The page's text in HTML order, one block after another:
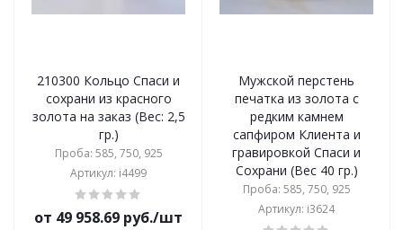
210300 Кольцо Спаси и
сохрани из красного
золота на заказ (Вес: 2,5
гр.)
Проба: 585, 750, 925
Артикул: i4499
от 49 958.69 руб./шт
Мужской перстень
печатка из золота с
редким камнем
сапфиром Клиента и
гравировкой Спаси и
Сохрани (Вес 40 гр.)
Проба: 585, 750, 925
Артикул: i3624